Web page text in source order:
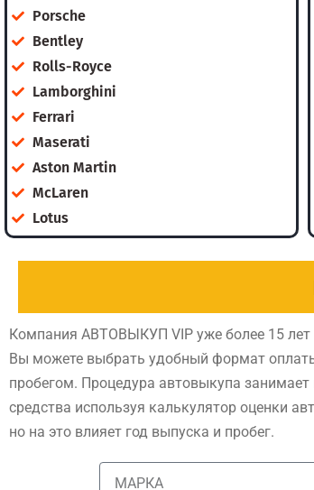
Porsche
Bentley
Rolls-Royce
Lamborghini
Ferrari
Maserati
Aston Martin
McLaren
Lotus
Компания АВТОВЫКУП VIP уже более 15 лет
Вы можете выбрать удобный формат
пробегом. Процедура автовыкупа
средства используя калькулятор оценки
но на это влияет год выпуска и пробег.